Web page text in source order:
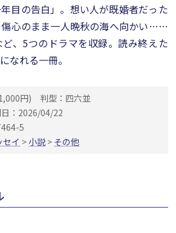
目の告白」。想い人が既婚者だった
傷心のまま一人晩秋の海へ向かい……
ど、5つのドラマを収録。読み終えた
なれる一冊。
円)
判型：四六並
：2026/04/22
5
セイ > 小説 > その他